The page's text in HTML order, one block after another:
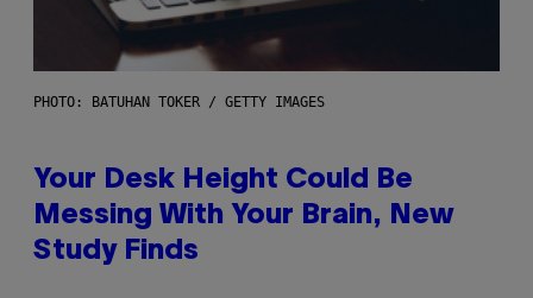
PHOTO: BATUHAN TOKER / GETTY IMAGES
Your Desk Height Could Be
Messing With Your Brain, New
Study Finds